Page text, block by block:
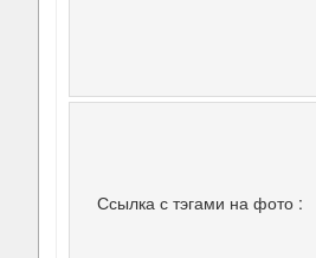
Ссылка с тэгами на фото :